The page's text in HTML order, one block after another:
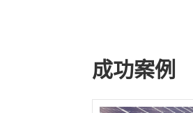
這些顯示器採用時
成功案例